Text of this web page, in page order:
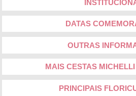
DATAS
OUTRAS
MAIS CESTAS
PRINCIPAIS